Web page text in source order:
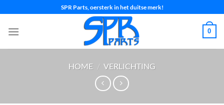
inhoud
SPR Parts, oersterk in het duitse merk!
0
HOME / VERLICHTING